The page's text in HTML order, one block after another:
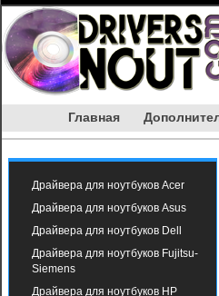
Главная
Драйвера для ноутбуков Acer
Драйвера для ноутбуков Asus
Драйвера для ноутбуков Dell
Драйвера для ноутбуков Fujitsu-
Siemens
Драйвера для ноутбуков HP